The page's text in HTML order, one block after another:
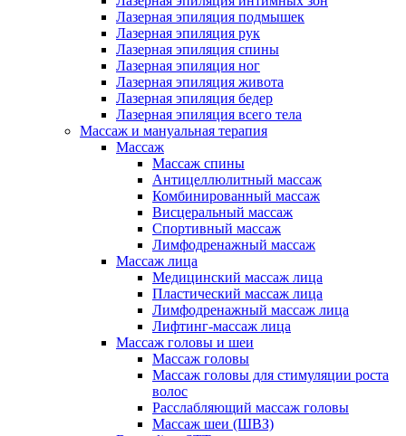
Лазерная эпиляция подмышек
Лазерная эпиляция рук
Лазерная эпиляция спины
Лазерная эпиляция ног
Лазерная эпиляция живота
Лазерная эпиляция бедер
Лазерная эпиляция всего тела
Массаж и мануальная терапия
Массаж
Массаж спины
Антицеллюлитный массаж
Комбинированный массаж
Висцеральный массаж
Спортивный массаж
Лимфодренажный массаж
Массаж лица
Медицинский массаж лица
Пластический массаж лица
Лимфодренажный массаж лица
Лифтинг-массаж лица
Массаж головы и шеи
Массаж головы
Массаж головы для стимуляции роста
волос
Расслабляющий массаж головы
Массаж шеи (ШВЗ)